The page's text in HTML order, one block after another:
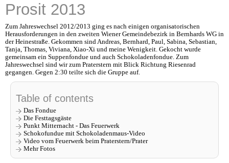
Prosit 2013
Zum Jahreswechsel 2012/2013 ging es nach einigen organisatorischen
Herausforderungen in den zweiten Wiener Gemeindebezirk in Bernhards WG in
der Heinestraße. Gekommen sind Andreas, Bernhard, Paul, Sabina, Sebastian,
Tanja, Thomas, Viviana, Xiao-Xi und meine Wenigkeit. Gekocht wurde
gemeinsam ein Suppenfondue und auch Schokoladenfondue. Zum
Jahreswechsel sind wir zum Praterstern mit Blick Richtung Riesenrad
gegangen. Gegen 2:30 teilte sich die Gruppe auf.
Table of contents
Das Fondue
Die Festtagsgäste
Punkt Mitternacht - Das Feuerwerk
Schokofundue mit Schokoladenmaus-Video
Video vom Feuerwerk beim Praterstern/Prater
Mehr Fotos